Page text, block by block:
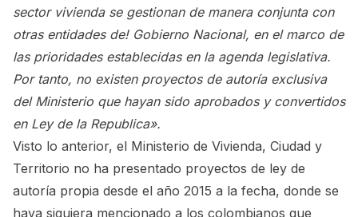
sector vivienda se gestionan de manera conjunta con
otras entidades de! Gobierno Nacional, en el marco de
las prioridades establecidas en la agenda legislativa.
Por tanto, no existen proyectos de autoría exclusiva
del Ministerio que hayan sido aprobados y convertidos
en Ley de la Republica».
Visto lo anterior, el Ministerio de Vivienda, Ciudad y
Territorio no ha presentado proyectos de ley de
autoría propia desde el año 2015 a la fecha, donde se
haya siquiera mencionado a los colombianos que